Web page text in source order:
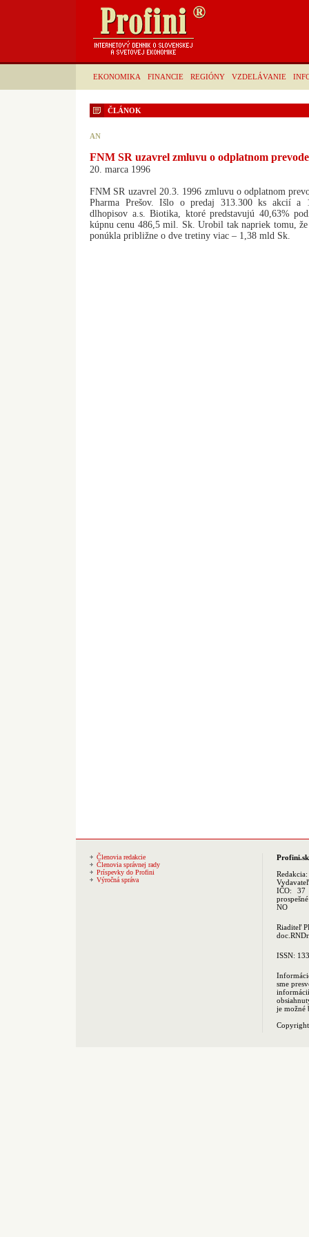
EKONOMIKA FINANCIE REGIÓNY VZDELÁVANIE
ČLÁNOK
AN
FNM SR uzavrel zmluvu o odplatnom prevode
20. marca 1996
FNM SR uzavrel 20.3. 1996 zmluvu o odplatnom
Pharma Prešov. Išlo o predaj 313.300 ks akcií a
dlhopisov a.s. Biotika, ktoré predstavujú 40,63%
kúpnu cenu 486,5 mil. Sk. Urobil tak napriek tomu,
ponúkla približne o dve tretiny viac – 1,38 mld Sk.
Členovia redakcie
Členovia správnej rady
Príspevky do Profini
Výročná správa
Profini.sk
Redakcia:
IČO: 37
NO
Riaditeľ
ISSN:
sme
je možné